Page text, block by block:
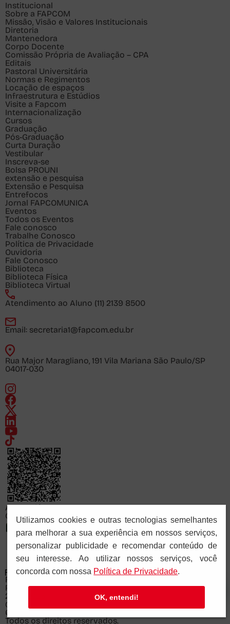
Institucional
Sobre a FAPCOM
Missão, Visão e Valores Institucionais
Diretoria
Mantenedora
Corpo Docente
Comissão Própria de Avaliação – CPA
Editais
Pastoral Universitária
Normas e Regimentos
Locação de espaços
Infraestrutura e Estúdios
Visite a Fapcom
Internacionalização
Cursos
Graduação
Pós-Graduação
Curta Duração
Vestibular
Inscreva-se
Bolsa PROUNI
extensão e pesquisa
Extensão e Pesquisa
Entrefocos
Jornal FAPCOMUNICA
Eventos
Todos os Eventos
Fale conosco
Trabalhe Conosco
Política de Privacidade
Ouvidoria
Fale Conosco
Biblioteca
Biblioteca Física
Biblioteca Virtual
Atendimento ao Aluno (11) 2139 8500
Email: secretaria1@fapcom.edu.br
Rua Major Maragliano, 191 Vila Mariana São Paulo/SP
04017-030
Acesse já
Consulte o cadastro da FAPCOM no sistema e-MEC
FACULDADE PAULUS DE COMUNICAÇÃO
Recredenciada pela Portaria Ministerial nº 878 de
28/11/2025
© Copyright 2026 PIA SOCIEDADE DE SÃO PAULO - CNPJ:
61.287.546/0041-57.
Todos os direitos reservados.
Utilizamos cookies e outras tecnologias semelhantes
para melhorar a sua experiência em nossos serviços,
personalizar publicidade e recomendar conteúdo de
seu interesse. Ao utilizar nossos serviços, você
concorda com nossa Polí­tica de Privacidade.
OK, entendi!